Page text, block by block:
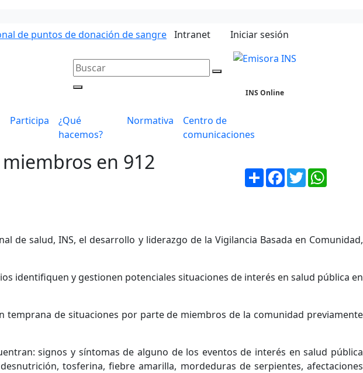
de puntos de donación de sangre Intranet Iniciar sesión
INS Online
Participa
¿Qué
hacemos?
Normativa
Centro de
comunicaciones
en 912
Compartir
Facebook
Twitter
de salud, INS, el desarrollo y liderazgo de la Vigilancia Basada en Comunidad,
identifiquen y gestionen potenciales situaciones de interés en salud pública en
temprana de situaciones por parte de miembros de la comunidad previamente
signos y síntomas de alguno de los eventos de interés en salud pública
tosferina, fiebre amarilla, mordeduras de serpientes, afectaciones